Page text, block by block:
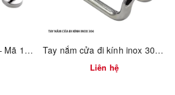
: hai lỗ vít nổi, thao tác khoan lắp
“một nốt nhạc”.
hoạt
Tay nắm vịn inox 304 – Mã 1312.4.03043 Tay nắm cửa đi kính inox 304 - Mã 1311.4.02300
Liên hệ